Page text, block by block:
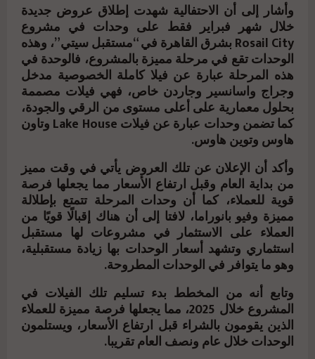
وأشار إلى أن الاحتفالية شهدت إطلاق عروض جديدة
خلال شهر فبراير فقط على وحدات في مشروع
Rosail City بشرق القاهرة في “مستقبل سيتي”، وهذه
الوحدات تقع في مرحلة مميزة بالمشروع، فالوحدة في
هذه المرحلة عبارة عن فيلا كاملة الخصوصية مدخل
وجراج واسانسير وجاردن خاص، فهي فيلات مصممة
بحلول معمارية على أعلى مستوى من الرقي والجودة،
كما تضمن وحدات عبارة عن فيلات Lake House وتاون
هاوس وتوين هاوس.
وأكد أن الإعلان عن تلك العروض يأتي في وقت مميز
من بداية العام وقبل ارتفاع الأسعار مما يجعلها فرصة
قوية للعملاء، كما أن وحدات المرحلة تتمتع بإطلالة
مميزة وفيو بانوراما، لافتا إلى أن هناك إقبالًا قويًا من
العملاء على الاستثمار في مشروعات لها مستقبل
استثماري وتشهد أسعار الوحدات بها زيادة مستقبلية،
وهو ما يتوافر في الوحدات المطروحة.
وتابع أنه من المخطط بدء تسليم تلك الفيلات في
المشروع خلال 2025، مما يجعلها فرصة مميزة للعملاء
الذين يقومون بالشراء قبل ارتفاع الأسعار، ويستلمون
الوحدات خلال عام ونصف العام تقريبا.